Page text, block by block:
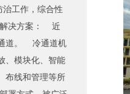
工作，综合性
解决方案： 近
道。 冷通道机
、模块化、智能
布线和管理等所